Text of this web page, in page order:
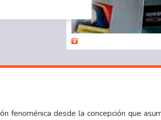
fenoménica desde la concepción que